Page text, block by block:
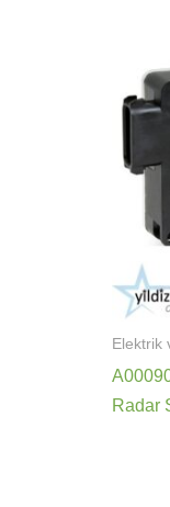
Elektrik
Radar